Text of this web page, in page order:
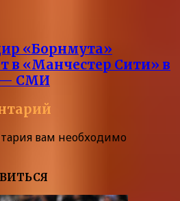
«Борнмута»
в «Манчестер Сити» в
— СМИ
вам необходимо